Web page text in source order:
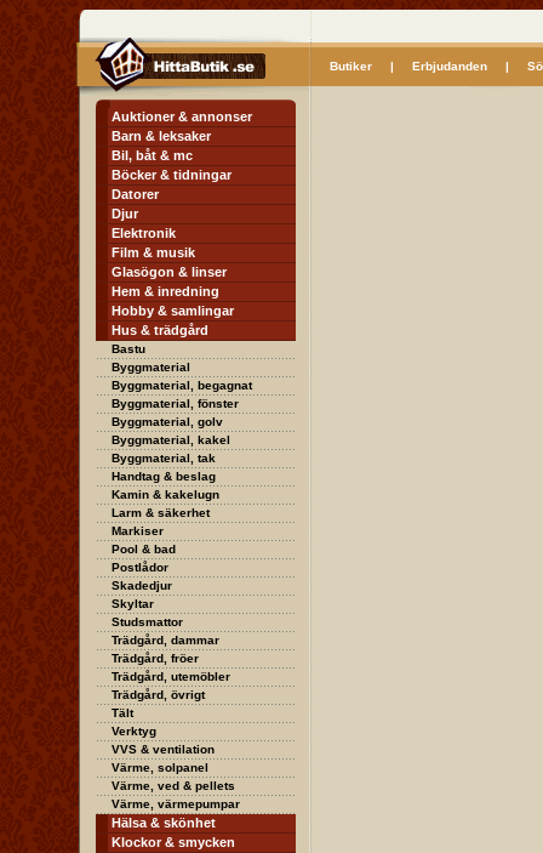
Butiker| Erbjudanden|
Auktioner & annonser
Barn & leksaker
Bil, båt & mc
Böcker & tidningar
Datorer
Djur
Elektronik
Film & musik
Glasögon & linser
Hem & inredning
Hobby & samlingar
Hus & trädgård
Bastu
Byggmaterial
Byggmaterial, begagnat
Byggmaterial, fönster
Byggmaterial, golv
Byggmaterial, kakel
Byggmaterial, tak
Handtag & beslag
Kamin & kakelugn
Larm & säkerhet
Markiser
Pool & bad
Postlådor
Skadedjur
Skyltar
Studsmattor
Trädgård, dammar
Trädgård, fröer
Trädgård, utemöbler
Trädgård, övrigt
Tält
Verktyg
VVS & ventilation
Värme, solpanel
Värme, ved & pellets
Värme, värmepumpar
Hälsa & skönhet
Klockor & smycken